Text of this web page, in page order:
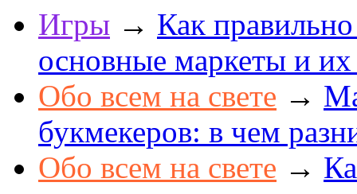
Игры → Как
основные маркеты и
Обо всем на свете →
букмекеров: в чем
Обо всем на свете →